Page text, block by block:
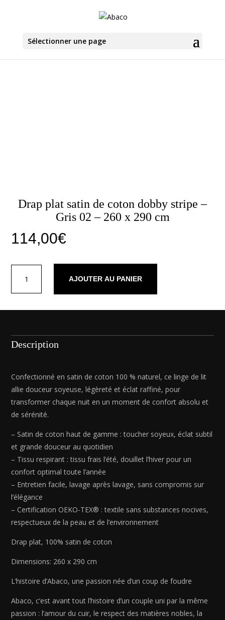
Sélectionner une page
Drap plat satin de coton dobby stripe –
Gris 02 – 260 x 290 cm
114,00€
Drap
coton
dobby
-
Gris
260
290
cm
AJOUTER AU PANIER
Description
Confectionné en satin de coton 100 % naturel, ce linge de lit
allie douceur soyeuse, légèreté et éclat raffiné, pour
transformer chaque nuit en un moment de confort absolu et
de sérénité.
– Satin de coton haut de gamme : toucher soyeux, éclat subtil
et grande douceur au quotidien
– Tissu respirant : tissu frais l’été, douillet l’hiver pour un
confort optimal toute l’année
– Entretien facile, lavage après lavage, sans compromis sur
l’élégance
– Certification OEKO-TEX® : textile sans substances nocives,
respectueux de la peau et de l’environnement
Drap plat, 100% satin de coton
Dimensions: 260 x 290 cm
L’histoire d’Abaco, une passion née d’un coup de foudre
Abaco, c’est avant tout l’histoire d’un couple uni par la même
passion : l’amour du cuir, le respect des matières nobles, la